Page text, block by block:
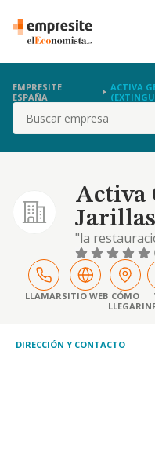
EMPRESITE
ESPAÑA
ACTIVA
Buscar
Activa
"la
organización
corporativos
empresas,
reuniones,
adquisición,
LLAMARSITIO WEB CÓMO
LLEGAR
DIRECCIÓN Y CONTACTO